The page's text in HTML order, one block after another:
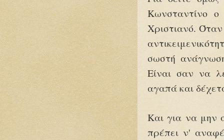
Κωνσταντίνο ο
Χριστιανό. Όταν
σωστή
Είναι σαν να
αγαπά και
Και για να μην
πρέπει ν'